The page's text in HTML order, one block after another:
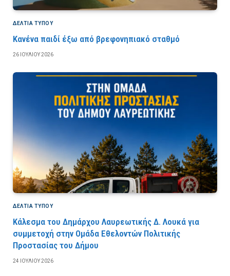
ΔΕΛΤΙΑ ΤΥΠΟΥ
Κανένα παιδί έξω από βρεφονηπιακό σταθμό
26 ΙΟΥΛΊΟΥ 2026
ΔΕΛΤΙΑ ΤΥΠΟΥ
Κάλεσμα του Δημάρχου Λαυρεωτικής Δ. Λουκά για
συμμετοχή στην Ομάδα Εθελοντών Πολιτικής
Προστασίας του Δήμου
24 ΙΟΥΛΊΟΥ 2026